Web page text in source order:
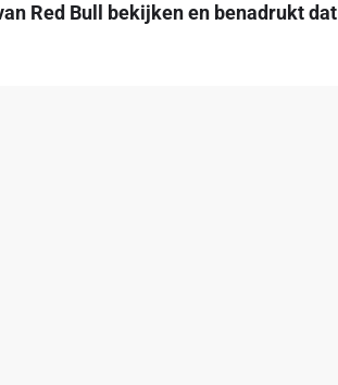
Red Bull bekijken en benadrukt dat